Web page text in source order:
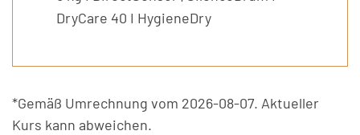
DryCare 40 I HygieneDry
*Gemäß Umrechnung vom 2026-08-07. Aktueller
Kurs kann abweichen.